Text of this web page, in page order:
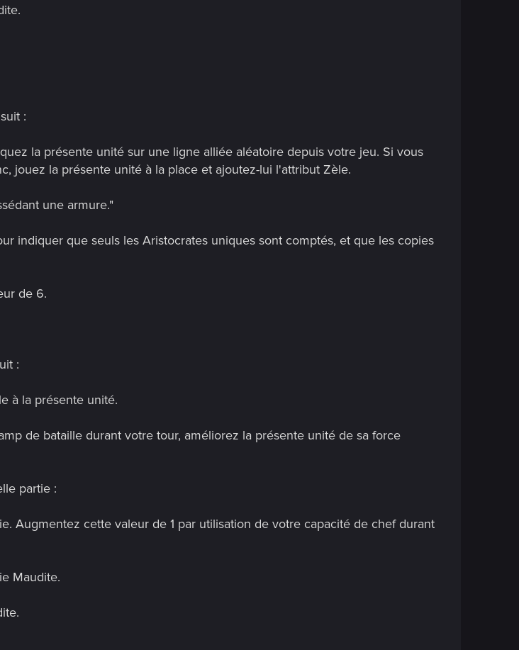
:
la présente unité sur une ligne alliée aléatoire depuis votre jeu. Si vous
jouez la présente unité à la place et ajoutez-lui l'attribut Zèle.
une armure."
indiquer que seuls les Aristocrates uniques sont comptés, et que les copies
de 6.
:
à la présente unité.
de bataille durant votre tour, améliorez la présente unité de sa force
partie :
Augmentez cette valeur de 1 par utilisation de votre capacité de chef durant
Maudite.